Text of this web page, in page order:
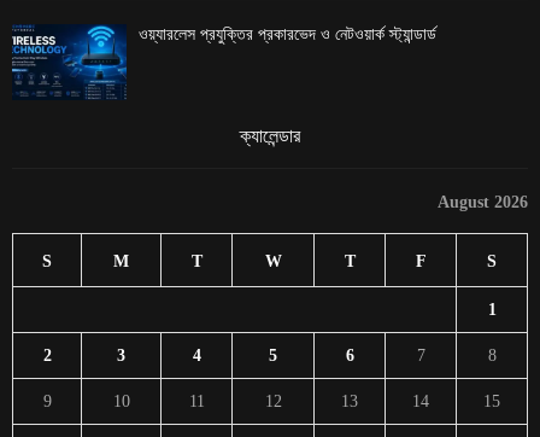
ওয়্যারলেস প্রযুক্তির প্রকারভেদ ও নেটওয়ার্ক স্ট্যান্ডার্ড
ক্যালেন্ডার
August 2026
S M T W T F S
1
2 3 4 5 6 7 8
9 10 11 12 13 14 15